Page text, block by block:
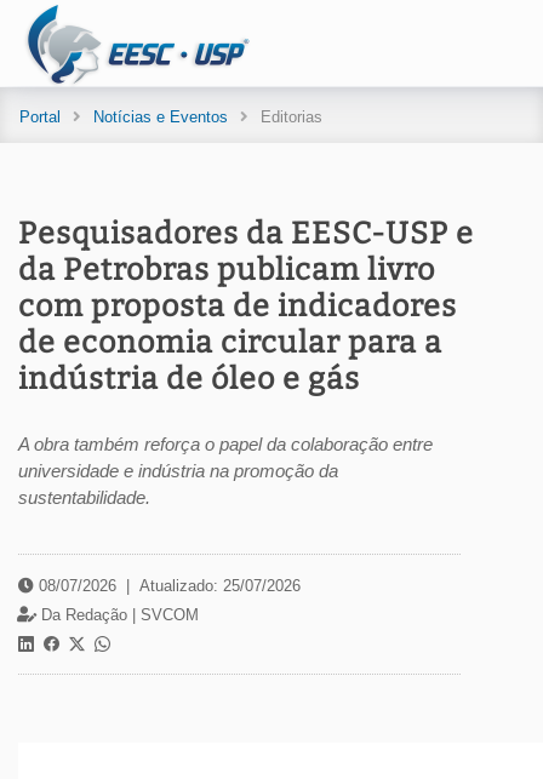
Portal Notícias e Eventos Editorias
Pesquisadores da EESC-USP e
da Petrobras publicam livro
com proposta de indicadores
de economia circular para a
indústria de óleo e gás
A obra também reforça o papel da colaboração entre
universidade e indústria na promoção da
sustentabilidade.
08/07/2026
Atualizado: 25/07/2026
Da Redação | SVCOM